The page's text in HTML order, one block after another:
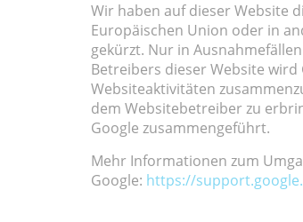
Wir haben auf dieser Website
Europäischen Union oder in
gekürzt. Nur in
Betreibers dieser Website
Websiteaktivitäten
dem Websitebetreiber zu
Google zusammengeführt.
Mehr Informationen zum
Google: https://